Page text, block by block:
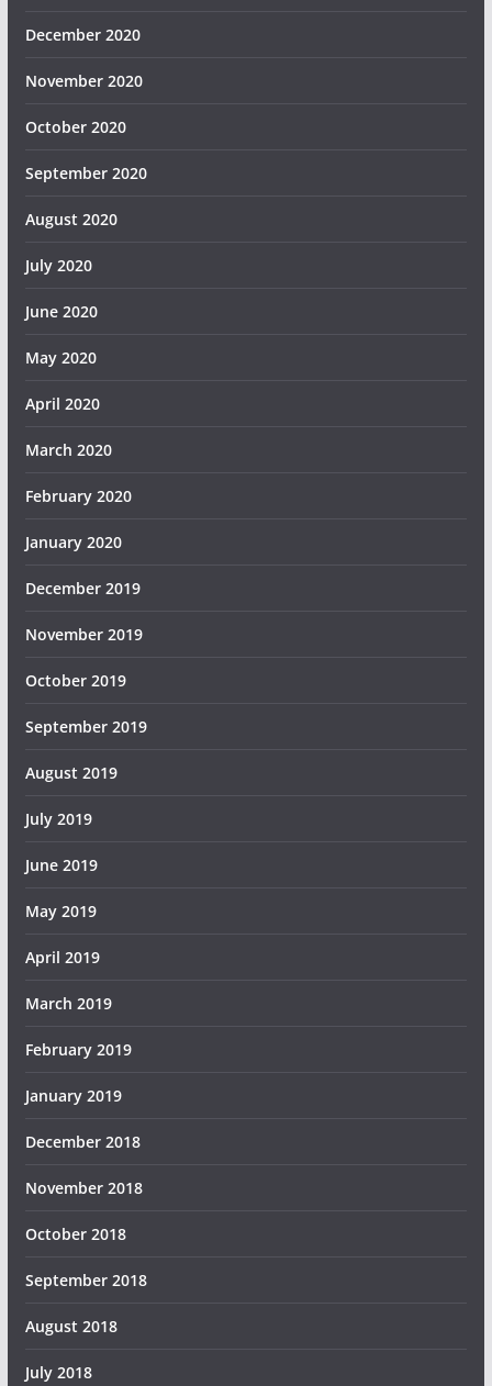
December 2020
November 2020
October 2020
September 2020
August 2020
July 2020
June 2020
May 2020
April 2020
March 2020
February 2020
January 2020
December 2019
November 2019
October 2019
September 2019
August 2019
July 2019
June 2019
May 2019
April 2019
March 2019
February 2019
January 2019
December 2018
November 2018
October 2018
September 2018
August 2018
July 2018